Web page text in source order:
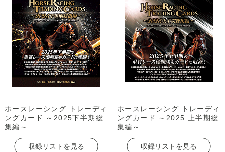
ホースレーシング トレーディ
ングカード ～2025下半期総
集編～
収録リストを見る
ホースレーシング トレーディ
ングカード ～2025 上半期総
集編～
収録リストを見る